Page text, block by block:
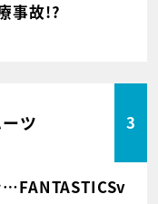
事故!?
ツ 3
…FANTASTICSv